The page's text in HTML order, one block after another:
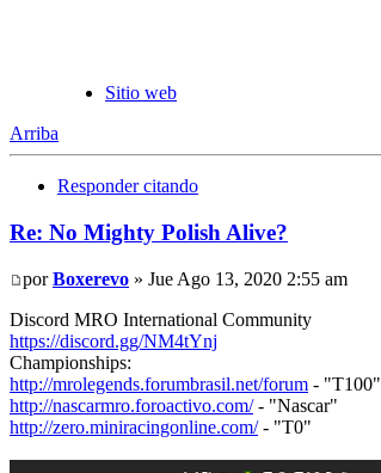
Sitio web
Arriba
Responder citando
Re: No Mighty Polish Alive?
porBoxerevo » Jue Ago 13, 2020 2:55 am
Discord MRO International Community
https://discord.gg/NM4tYnj
Championships:
http://mrolegends.forumbrasil.net/forum - "T100"
http://nascarmro.foroactivo.com/- "Nascar"
http://zero.miniracingonline.com/- "T0"